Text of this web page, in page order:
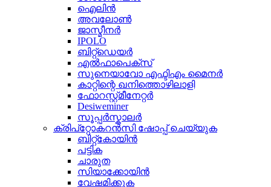
ഐലിൻ
അവലോൺ
ജാസ്മീനർ
IPOLO
ബിറ്റ്ഡെയർ
എൽഫാപെക്സ്
സുനെയാവോ എഫ്ടിഎം മൈനർ
കാറ്റിന്റെ ഖനിത്തൊഴിലാളി
ഫോറസ്റ്റ്മീനേറ്റർ
Desiweminer
സൂപ്പർസ്കാലർ
ക്രിപ്റ്റോകറൻസി ഷോപ്പ് ചെയ്യുക
ബിറ്റ്കോയിൻ
പട്ടിക
ചാരുത
സിയാക്കോയിൻ
വേഷമിക്കുക